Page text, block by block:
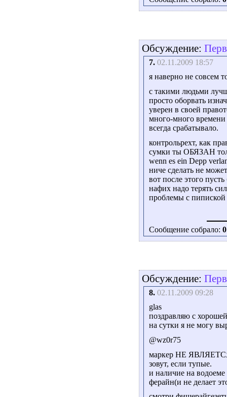
Обсуждение:
7. 02.11.2009 18:57
я наверно не совсем
с такими людьми
просто оборвать
уверен в своей
много-много времени
всегда срабатывало.
контрольрехт, как
сумки ты ОБЯЗАН
wenn es ein Depp
ниче сделать не
вот после этого
нафих надо терять
проблемы с пипиской
Сообщение собрало: 0
Обсуждение:
8. 02.11.2009 09:28
glas
поздравляю с
на сутки я не могу
@wz0r75
маркер НЕ ЯВЛЯЕТСЯ
зовут, если тупые.
и наличие на
ферайн(и не делает